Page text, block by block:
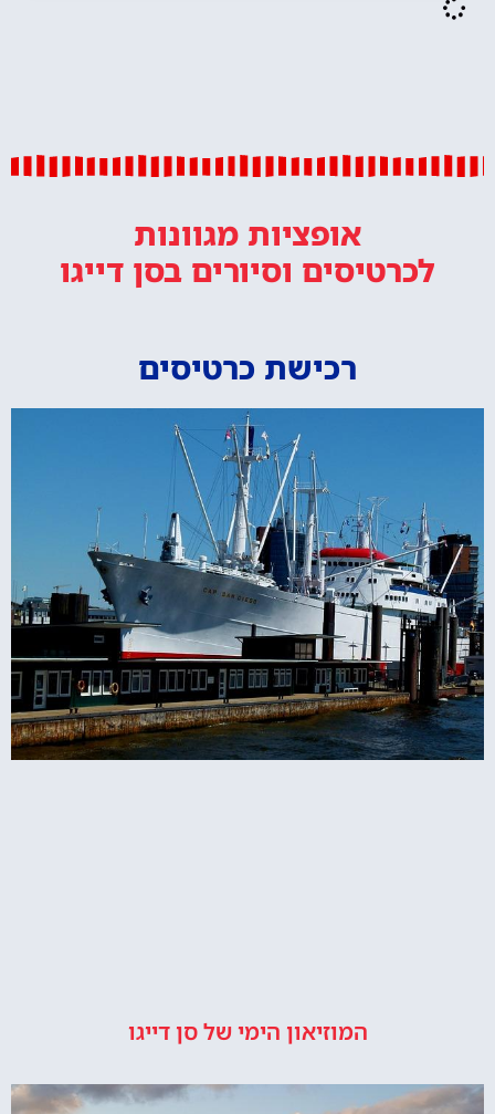
אופציות מגוונות
לכרטיסים וסיורים בסן דייגו
רכישת כרטיסים
המוזיאון הימי של סן דייגו